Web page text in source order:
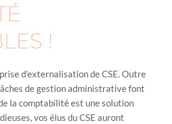
!
d’externalisation de CSE. Outre
de gestion administrative font
la comptabilité est une solution
vos élus du CSE auront